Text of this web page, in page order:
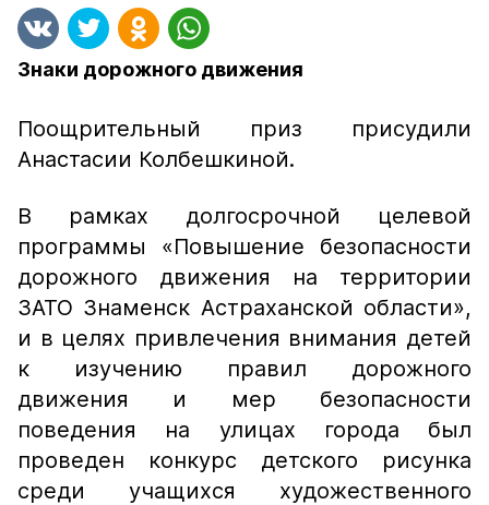
Знаки дорожного движения
Поощрительный приз присудили
Анастасии Колбешкиной.
В рамках долгосрочной целевой
программы «Повышение безопасности
дорожного движения на территории
ЗАТО Знаменск Астраханской области»,
и в целях привлечения внимания детей
к изучению правил дорожного
движения и мер безопасности
поведения на улицах города был
проведен конкурс детского рисунка
среди учащихся художественного